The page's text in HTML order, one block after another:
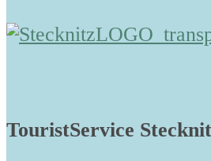
TouristService